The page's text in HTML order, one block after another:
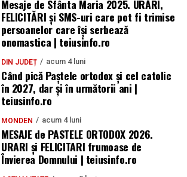
Mesaje de Sfânta Maria 2025. URĂRI,
FELICITĂRI și SMS-uri care pot fi trimise
persoanelor care își serbează
onomastica | teiusinfo.ro
DIN JUDEȚ acum 4 luni
Când pică Paștele ortodox și cel catolic
în 2027, dar și în următorii ani |
teiusinfo.ro
MONDEN acum 4 luni
MESAJE de PASTELE ORTODOX 2026.
URARI și FELICITARI frumoase de
Învierea Domnului | teiusinfo.ro